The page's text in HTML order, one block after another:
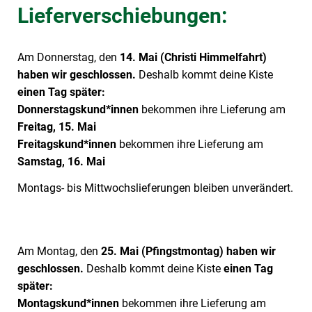
Lieferverschiebungen:
Am Donnerstag, den 14. Mai (Christi Himmelfahrt)
haben wir geschlossen. Deshalb kommt deine Kiste
einen Tag später:
Donnerstagskund*innen bekommen ihre Lieferung am
Freitag, 15. Mai
Freitagskund*innen bekommen ihre Lieferung am
Samstag, 16. Mai
Montags- bis Mittwochslieferungen bleiben unverändert.
Am Montag, den 25. Mai (Pfingstmontag) haben wir
geschlossen. Deshalb kommt deine Kiste einen Tag
später:
Montagskund*innen bekommen ihre Lieferung am